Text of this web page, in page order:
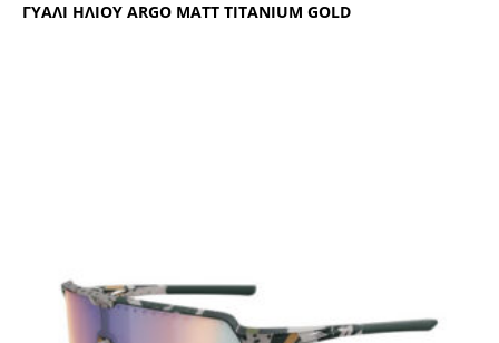
ΓΥΑΛΙ ΗΛΙΟΥ ΑRGΟ ΜΑΤΤ ΤΙΤΑΝΙUΜ GΟLD